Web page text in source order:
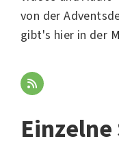
von der
gibt's hier in der